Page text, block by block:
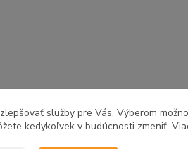
služby pre Vás. Výberom
kedykoľvek v budúcnosti zmeniť.